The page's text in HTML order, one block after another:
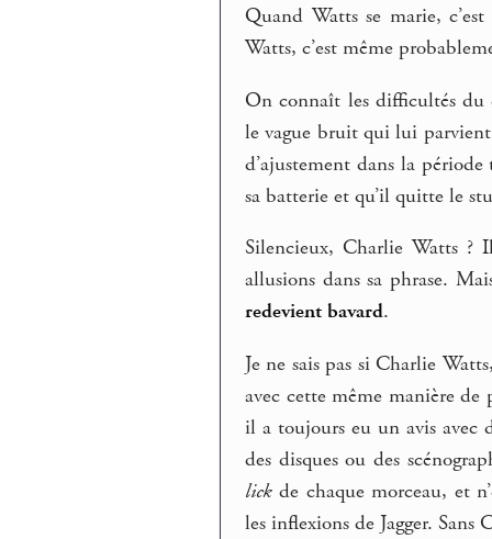
Quand Watts se marie,
Watts, c’est même
On connaît les difficultés du
le vague bruit qui lui
d’ajustement dans la
sa batterie et qu’il quitte le
Silencieux, Charlie Watts ?
allusions dans sa phrase.
redevient bavard.
Je ne sais pas si Charlie
avec cette même manière
il a toujours eu un avis avec
des disques ou des
lick de chaque morceau, et
les inflexions de Jagger. Sans